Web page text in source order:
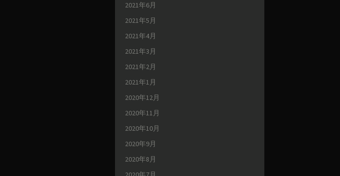
2021年6月
2021年5月
2021年4月
2021年3月
2021年2月
2021年1月
2020年12月
2020年11月
2020年10月
2020年9月
2020年8月